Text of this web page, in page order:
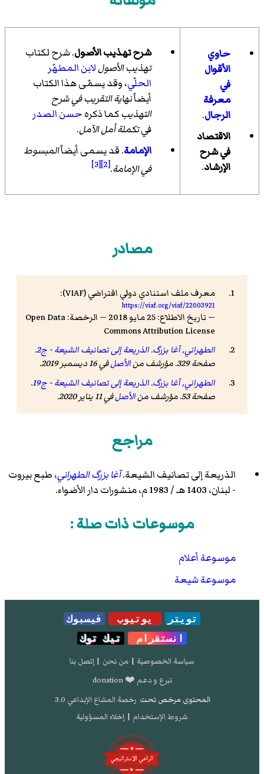
حاوي
الأقوال
في
معرفة
الرجال.
الاقتصاد
في شرح
الإرشاد.
شرح تهذيب الأصول. شرح لكتاب
تهذيب الأصوللابن المطهّر
الحلّي، وقد يسمّى هذا الكتاب
أيضاًنهاية التقريب في شرح
التهذيبكما ذكرهحسن الصدر
فيتكملة أمل الآمل.
الإمامة. قد يسمى أيضاًالمبسوط
في الإمامة.
[2]
[3]
مصادر
معرف ملف استنادي دولي افتراضي (VIAF):
https://viaf.org/viaf/22003921
— تاريخ الاطلاع: 25 مايو 2018 — الرخصة: Open Data
Commons Attribution License
الطهراني, آغا بزرگ.الذريعة إلى تصانيف الشيعة - ج2 .
صفحة 329. مؤرشف من
الأصلفي 16 ديسمبر 2019.
الطهراني, آغا بزرگ.الذريعة إلى تصانيف الشيعة - ج19
.
صفحة 53. مؤرشف من
الأصلفي 11 يناير 2020.
مراجع
الذريعة إلى تصانيف الشيعة.آغا بزرگ الطهراني، طبع بيروت
- لبنان، 1403 هـ / 1983 م، منشورات دار الأضواء.
موسوعات ذات صلة :
موسوعة أعلام
موسوعة شيعة
تويتر يوتيوب
فيسبوك
انستقرام
تيك توك
سياسة الخصوصية | من نحن | إتصل بنا
تبرع و دعم ❤️ donation
المحتوى مرخص تحت رخصة المشاع الإبداعي 3.0
شروط الإستخدام | إخلاء المسؤولية